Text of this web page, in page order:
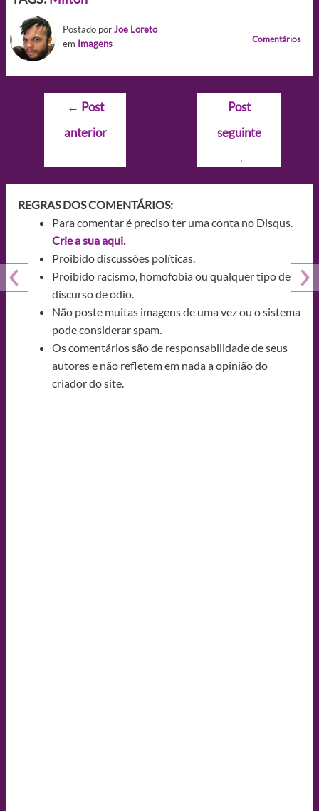
Postado porJoe Loreto
em Imagens Comentários
Navegação
Post
← Post
anterior
Post
seguinte
→
REGRAS DOS COMENTÁRIOS:
Para comentar é preciso ter uma conta no Disqus.
Crie a sua aqui.
Proibido discussões políticas.
Proibido racismo, homofobia ou qualquer tipo de
discurso de ódio.
Não poste muitas imagens de uma vez ou o sistema
pode considerar spam.
Os comentários são de responsabilidade de seus
autores e não refletem em nada a opinião do
criador do site.